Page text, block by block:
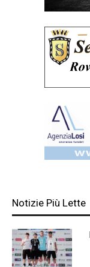
Notizie Più Lette